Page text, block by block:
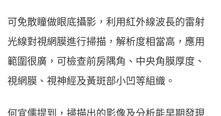
可免散瞳做眼底攝影，利用紅外線波長的雷射
光線對視網膜進行掃描，解析度相當高，應用
範圍很廣，可檢查前房隅角、中央角膜厚度、
視網膜、視神經及黃斑部小凹等組織。
何宜儒提到，掃描出的影像及分析能早期發現